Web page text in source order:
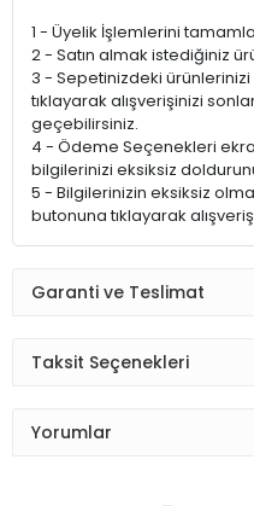
1 - Üyelik İşlemlerini
2 - Satın almak istediğiniz
3 - Sepetinizdeki
tıklayarak alışverişinizi
geçebilirsiniz.
4 - Ödeme Seçenekleri
bilgilerinizi eksiksiz
5 - Bilgilerinizin eksiksiz
butonuna tıklayarak
Garanti ve Teslimat
Taksit Seçenekleri
Yorumlar